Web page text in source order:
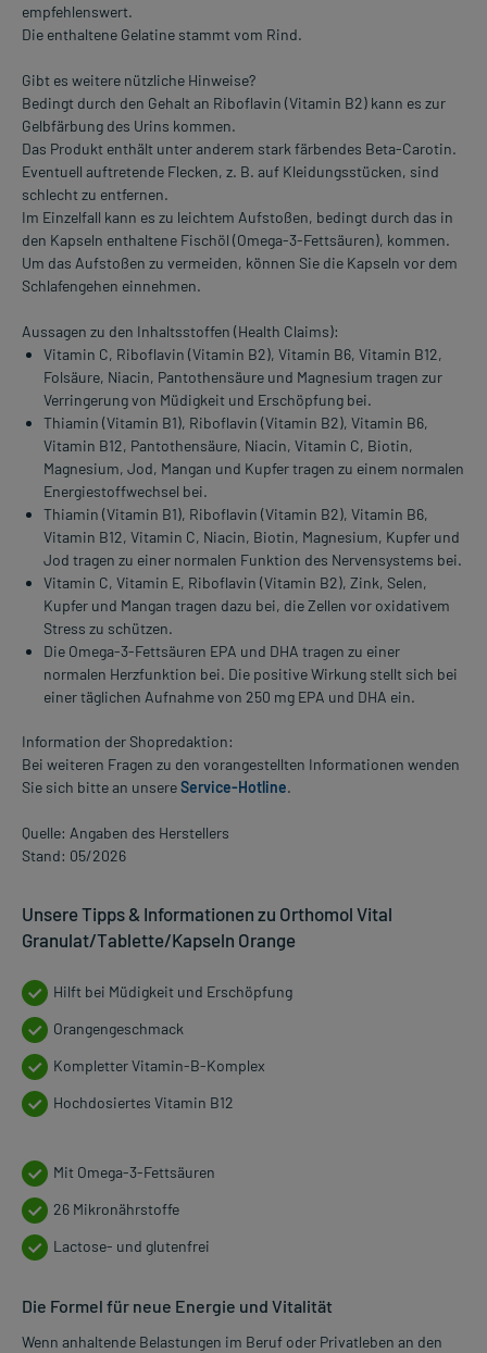
empfehlenswert.
Die enthaltene Gelatine stammt vom Rind.
Gibt es weitere nützliche Hinweise?
Bedingt durch den Gehalt an Riboflavin (Vitamin B2) kann es zur
Gelbfärbung des Urins kommen.
Das Produkt enthält unter anderem stark färbendes Beta-Carotin.
Eventuell auftretende Flecken, z. B. auf Kleidungsstücken, sind
schlecht zu entfernen.
Im Einzelfall kann es zu leichtem Aufstoßen, bedingt durch das in
den Kapseln enthaltene Fischöl (Omega-3-Fettsäuren), kommen.
Um das Aufstoßen zu vermeiden, können Sie die Kapseln vor dem
Schlafengehen einnehmen.
Aussagen zu den Inhaltsstoffen (Health Claims):
Vitamin C, Riboflavin (Vitamin B2), Vitamin B6, Vitamin B12,
Folsäure, Niacin, Pantothensäure und Magnesium tragen zur
Verringerung von Müdigkeit und Erschöpfung bei.
Thiamin (Vitamin B1), Riboflavin (Vitamin B2), Vitamin B6,
Vitamin B12, Pantothensäure, Niacin, Vitamin C, Biotin,
Magnesium, Jod, Mangan und Kupfer tragen zu einem normalen
Energiestoffwechsel bei.
Thiamin (Vitamin B1), Riboflavin (Vitamin B2), Vitamin B6,
Vitamin B12, Vitamin C, Niacin, Biotin, Magnesium, Kupfer und
Jod tragen zu einer normalen Funktion des Nervensystems bei.
Vitamin C, Vitamin E, Riboflavin (Vitamin B2), Zink, Selen,
Kupfer und Mangan tragen dazu bei, die Zellen vor oxidativem
Stress zu schützen.
Die Omega-3-Fettsäuren EPA und DHA tragen zu einer
normalen Herzfunktion bei. Die positive Wirkung stellt sich bei
einer täglichen Aufnahme von 250 mg EPA und DHA ein.
Information der Shopredaktion:
Bei weiteren Fragen zu den vorangestellten Informationen wenden
Sie sich bitte an unsereService-Hotline.
Quelle: Angaben des Herstellers
Stand: 05/2026
Unsere Tipps & Informationen zu Orthomol Vital
Granulat/Tablette/Kapseln Orange
Hilft bei Müdigkeit und Erschöpfung
Orangengeschmack
Kompletter Vitamin-B-Komplex
Hochdosiertes Vitamin B12
Mit Omega-3-Fettsäuren
26 Mikronährstoffe
Lactose- und glutenfrei
Die Formel für neue Energie und Vitalität
Wenn anhaltende Belastungen im Beruf oder Privatleben an den